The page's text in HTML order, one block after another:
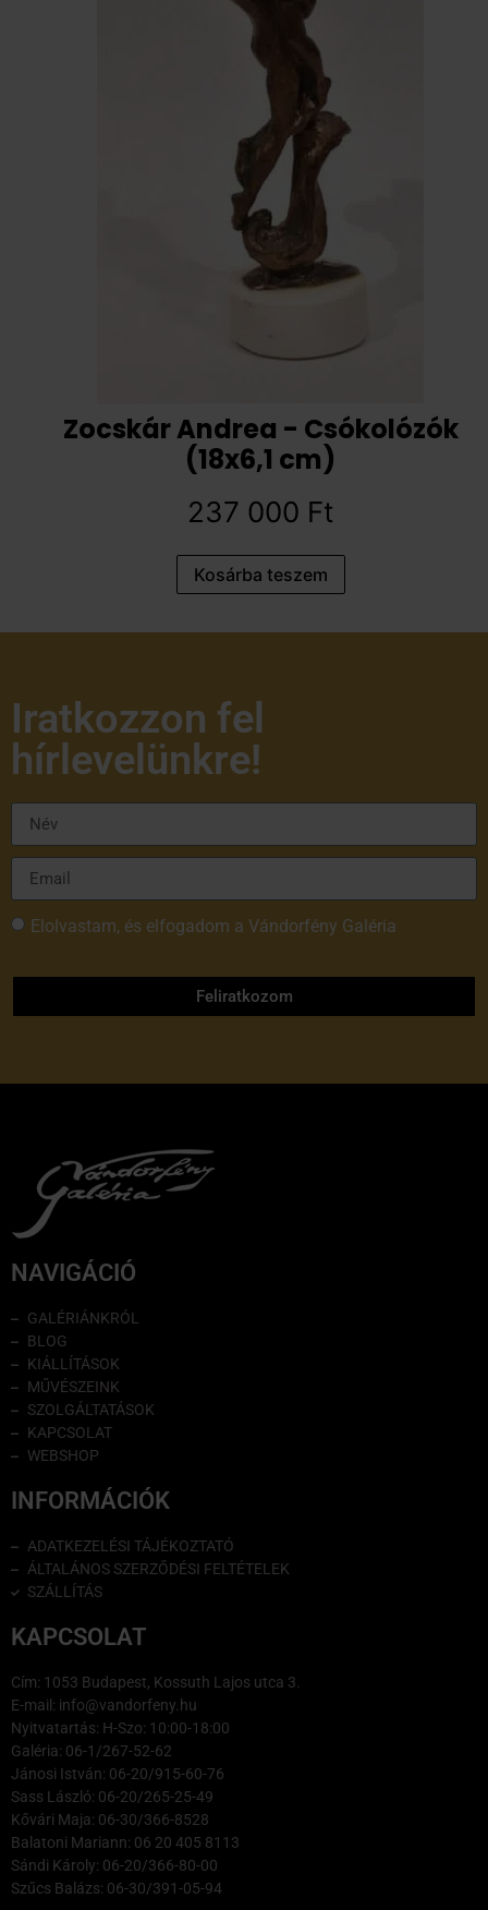
Zocskár Andrea - Csókolózók
(18x6,1 cm)
237 000 Ft
Kosárba teszem
Iratkozzon fel
hírlevelünkre!
Elolvastam, és elfogadom a Vándorfény Galéria
Feliratkozom
NAVIGÁCIÓ
GALÉRIÁNKRÓL
BLOG
KIÁLLÍTÁSOK
MŰVÉSZEINK
SZOLGÁLTATÁSOK
KAPCSOLAT
WEBSHOP
INFORMÁCIÓK
ADATKEZELÉSI TÁJÉKOZTATÓ
ÁLTALÁNOS SZERZŐDÉSI FELTÉTELEK
SZÁLLÍTÁS
KAPCSOLAT
Cím: 1053 Budapest, Kossuth Lajos utca 3.
E-mail: info@vandorfeny.hu
Nyitvatartás: H-Szo: 10:00-18:00
Galéria: 06-1/267-52-62
Jánosi István: 06-20/915-60-76
Sass László: 06-20/265-25-49
Kővári Maja: 06-30/366-8528
Balatoni Mariann: 06 20 405 8113
Sándi Károly: 06-20/366-80-00
Szűcs Balázs: 06-30/391-05-94